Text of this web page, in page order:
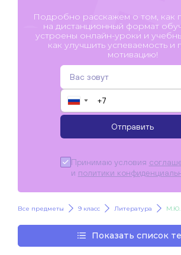
Подробно расскажем о том, как
на дистанционный формат
устроены онлайн-уроки и
как улучшить успеваемость и
мотивацию!
▼
Отправить
Принимаю условия
и политики
Все предметы 9 класс Литература
Показать список